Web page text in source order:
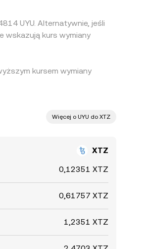
UYU. Alternatywnie, jeśli
wskazują kurs wymiany
kursem wymiany
Więcej o UYU do XTZ
XTZ
0,12351 XTZ
0,61757 XTZ
1,2351 XTZ